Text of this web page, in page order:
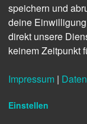
speichern und
deine
direkt unsere
keinem Zeitpunkt
Impressum |
Einstellen